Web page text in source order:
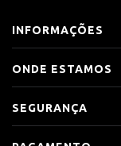
INFORMAÇÕES
ONDE ESTAMOS
SEGURANÇA